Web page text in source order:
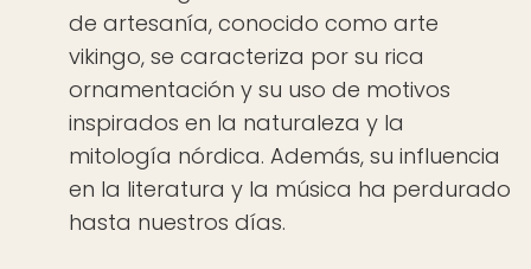
de artesanía, conocido como arte
vikingo, se caracteriza por su rica
ornamentación y su uso de motivos
inspirados en la naturaleza y la
mitología nórdica. Además, su influencia
en la literatura y la música ha perdurado
hasta nuestros días.